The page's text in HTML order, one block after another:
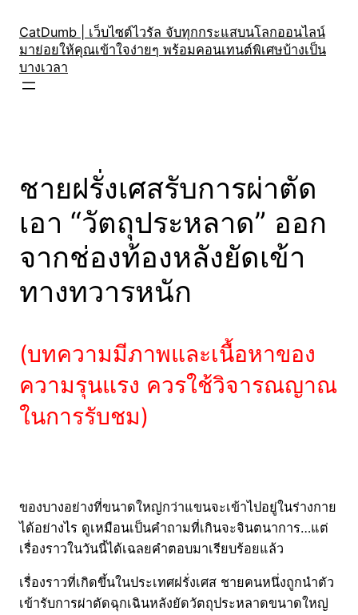
content
CatDumb | เว็บไซต์ไวรัล จับทุกกระแสบนโลกออนไลน์
มาย่อยให้คุณเข้าใจง่ายๆ พร้อมคอนเทนต์พิเศษบ้างเป็น
บางเวลา
ชายฝรั่งเศสรับการผ่าตัด
เอา “วัตถุประหลาด” ออก
จากช่องท้องหลังยัดเข้า
ทางทวารหนัก
(บทความมีภาพและเนื้อหาของ
ความรุนแรง ควรใช้วิจารณญาณ
ในการรับชม)
ของบางอย่างที่ขนาดใหญ่กว่าแขนจะเข้าไปอยู่ในร่างกาย
ได้อย่างไร ดูเหมือนเป็นคำถามที่เกินจะจินตนาการ…แต่
เรื่องราวในวันนี้ได้เฉลยคำตอบมาเรียบร้อยแล้ว
เรื่องราวที่เกิดขึ้นในประเทศฝรั่งเศส ชายคนหนึ่งถูกนำตัว
เข้ารับการผ่าตัดฉุกเฉินหลังยัดวัตถุประหลาดขนาดใหญ่